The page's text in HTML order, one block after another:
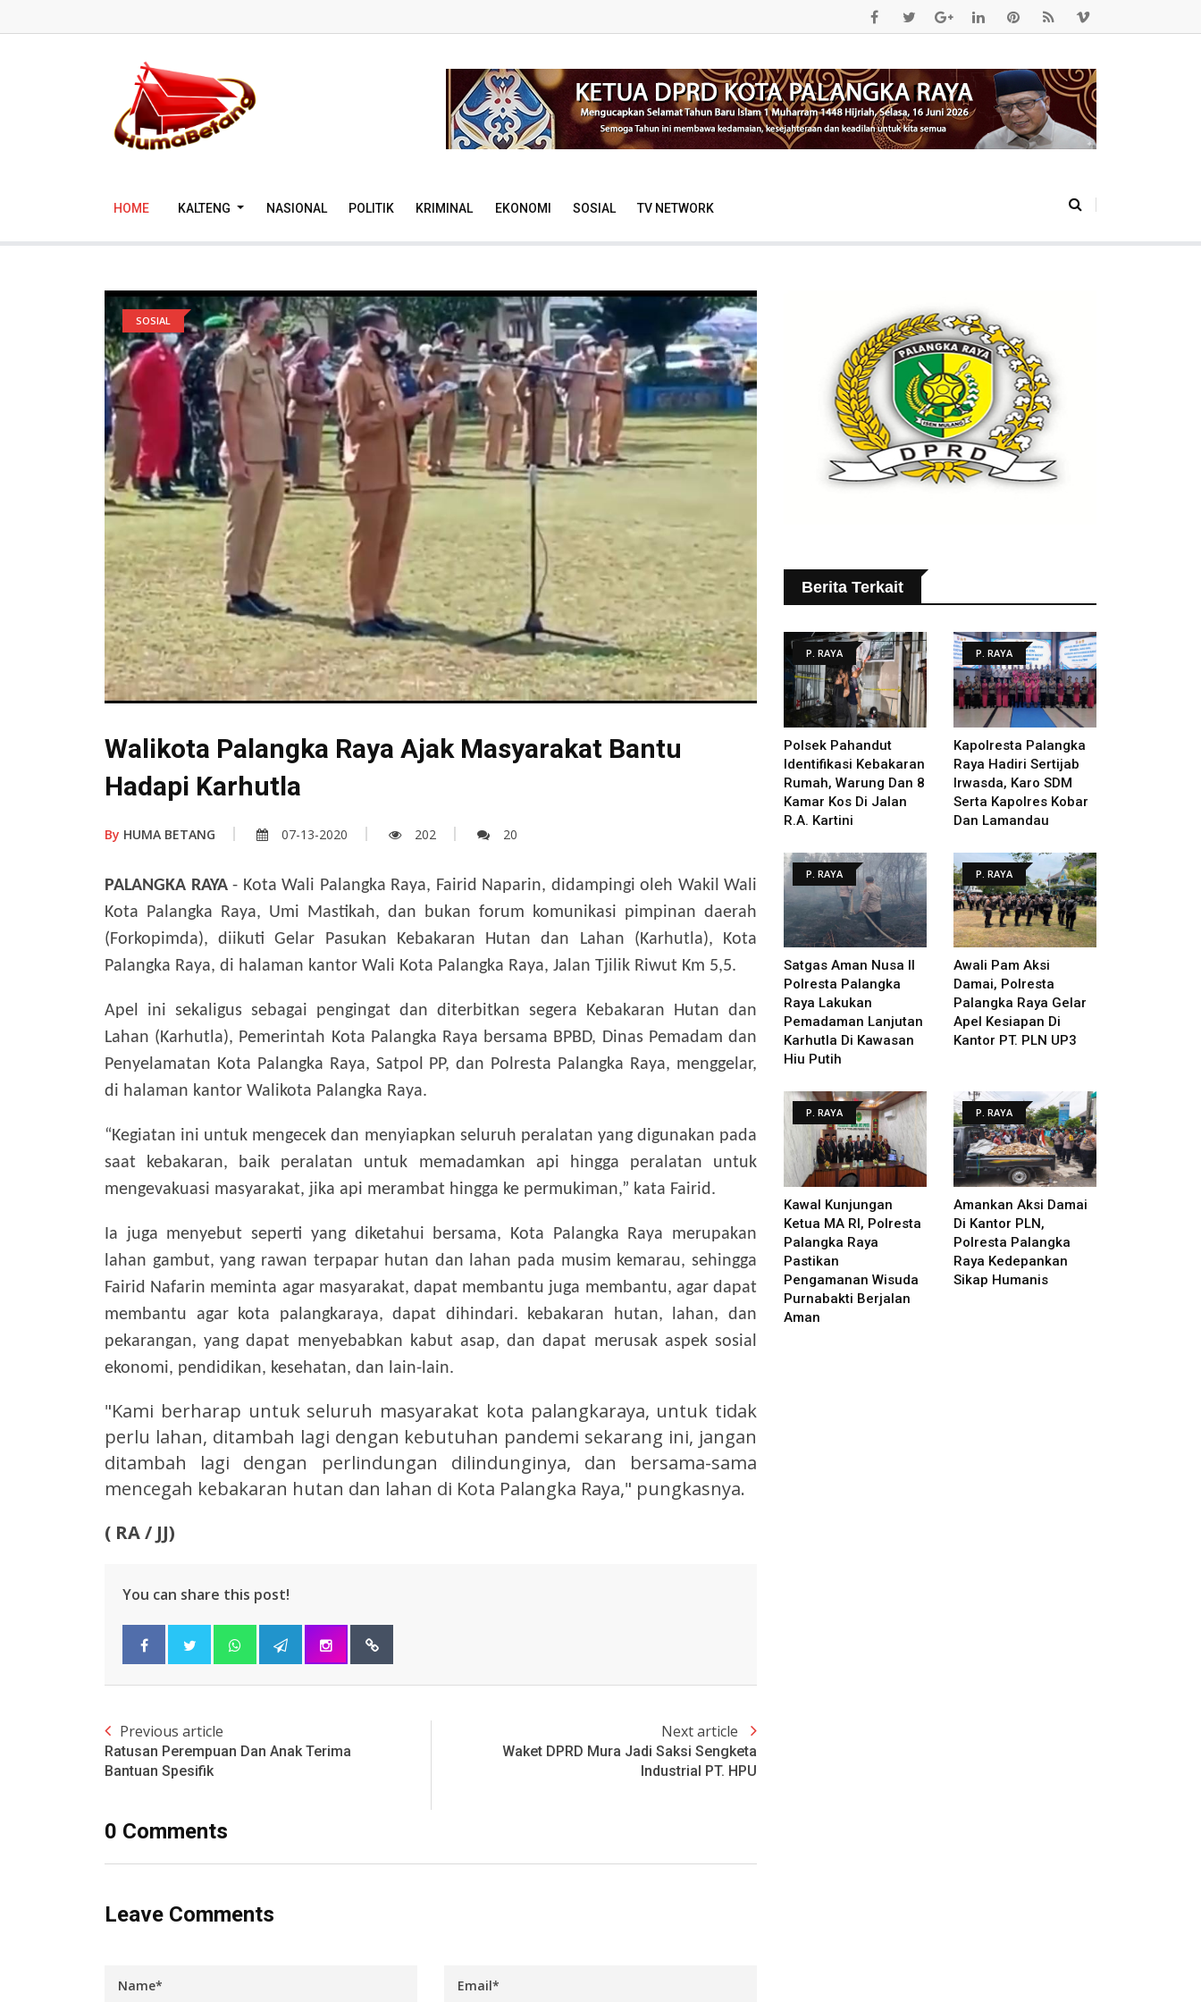
HOME KALTENG NASIONAL POLITIK KRIMINAL EKONOMI SOSIAL TV NETWORK
SOSIAL
Walikota Palangka Raya Ajak Masyarakat Bantu
Hadapi Karhutla
By HUMA BETANG 07-13-2020 202 20
PALANGKA RAYA- Kota Wali Palangka Raya, Fairid Naparin, didampingi oleh Wakil Wali
Kota Palangka Raya, Umi Mastikah, dan bukan forum komunikasi pimpinan daerah
(Forkopimda), diikuti Gelar Pasukan Kebakaran Hutan dan Lahan (Karhutla), Kota
Palangka Raya, di halaman kantor Wali Kota Palangka Raya, Jalan Tjilik Riwut Km 5,5.
Apel ini sekaligus sebagai pengingat dan diterbitkan segera Kebakaran Hutan dan
Lahan (Karhutla), Pemerintah Kota Palangka Raya bersama BPBD, Dinas Pemadam dan
Penyelamatan Kota Palangka Raya, Satpol PP, dan Polresta Palangka Raya, menggelar,
di halaman kantor Walikota Palangka Raya.
“Kegiatan ini untuk mengecek dan menyiapkan seluruh peralatan yang digunakan pada
saat kebakaran, baik peralatan untuk memadamkan api hingga peralatan untuk
mengevakuasi masyarakat, jika api merambat hingga ke permukiman,” kata Fairid.
Ia juga menyebut seperti yang diketahui bersama, Kota Palangka Raya merupakan
lahan gambut, yang rawan terpapar hutan dan lahan pada musim kemarau, sehingga
Fairid Nafarin meminta agar masyarakat, dapat membantu juga membantu, agar dapat
membantu agar kota palangkaraya, dapat dihindari. kebakaran hutan, lahan, dan
pekarangan, yang dapat menyebabkan kabut asap, dan dapat merusak aspek sosial
ekonomi, pendidikan, kesehatan, dan lain-lain.
"Kami berharap untuk seluruh masyarakat kota palangkaraya, untuk tidak
perlu lahan, ditambah lagi dengan kebutuhan pandemi sekarang ini, jangan
ditambah lagi dengan perlindungan dilindunginya, dan bersama-sama
mencegah kebakaran hutan dan lahan di Kota Palangka Raya," pungkasnya.
( RA/ JJ)
You can share this post!
Previous article
Ratusan Perempuan Dan Anak Terima
Bantuan Spesifik
Next article
Waket DPRD Mura Jadi Saksi Sengketa
Industrial PT. HPU
0 Comments
Leave Comments
Berita Terkait
P. RAYA
Polsek Pahandut
Identifikasi Kebakaran
Rumah, Warung Dan 8
Kamar Kos Di Jalan
R.A. Kartini
P. RAYA
Kapolresta Palangka
Raya Hadiri Sertijab
Irwasda, Karo SDM
Serta Kapolres Kobar
Dan Lamandau
P. RAYA
Satgas Aman Nusa II
Polresta Palangka
Raya Lakukan
Pemadaman Lanjutan
Karhutla Di Kawasan
Hiu Putih
P. RAYA
Awali Pam Aksi
Damai, Polresta
Palangka Raya Gelar
Apel Kesiapan Di
Kantor PT. PLN UP3
P. RAYA
Kawal Kunjungan
Ketua MA RI, Polresta
Palangka Raya
Pastikan
Pengamanan Wisuda
Purnabakti Berjalan
Aman
P. RAYA
Amankan Aksi Damai
Di Kantor PLN,
Polresta Palangka
Raya Kedepankan
Sikap Humanis